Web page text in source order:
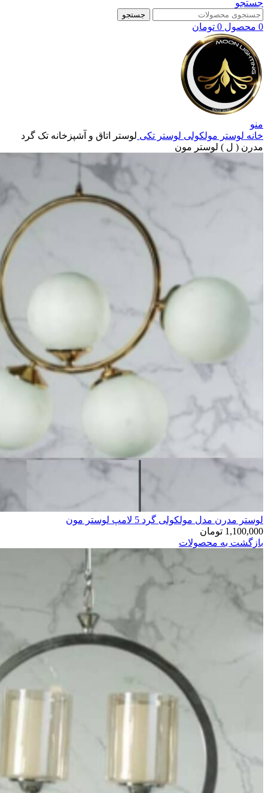
جستجو
جستجو
0 محصول 0 تومان
منو
خانه لوستر مولکولی لوستر تکی لوستر اتاق و آشپزخانه تک گرد
مدرن ( ل ) لوستر مون
لوستر مدرن مدل مولکولی گرد 5 لامپ لوستر مون
1,100,000 تومان
بازگشت به محصولات